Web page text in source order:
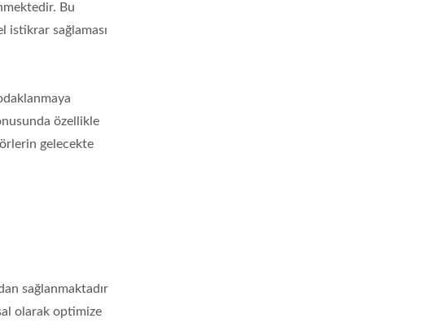
Bu
istikrar sağlaması
özellikle
gelecekte
sağlanmaktadır
olarak optimize